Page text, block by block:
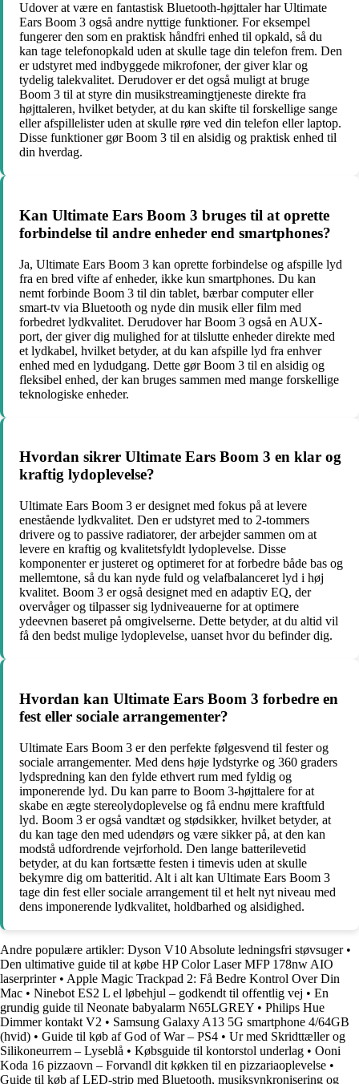
Udover at være en fantastisk Bluetooth-højttaler har Ultimate
Ears Boom 3 også andre nyttige funktioner. For eksempel
fungerer den som en praktisk håndfri enhed til opkald, så du
kan tage telefonopkald uden at skulle tage din telefon frem. Den
er udstyret med indbyggede mikrofoner, der giver klar og
tydelig talekvalitet. Derudover er det også muligt at bruge
Boom 3 til at styre din musikstreamingtjeneste direkte fra
højttaleren, hvilket betyder, at du kan skifte til forskellige sange
eller afspillelister uden at skulle røre ved din telefon eller laptop.
Disse funktioner gør Boom 3 til en alsidig og praktisk enhed til
din hverdag.
Kan Ultimate Ears Boom 3 bruges til at oprette
forbindelse til andre enheder end smartphones?
Ja, Ultimate Ears Boom 3 kan oprette forbindelse og afspille lyd
fra en bred vifte af enheder, ikke kun smartphones. Du kan
nemt forbinde Boom 3 til din tablet, bærbar computer eller
smart-tv via Bluetooth og nyde din musik eller film med
forbedret lydkvalitet. Derudover har Boom 3 også en AUX-
port, der giver dig mulighed for at tilslutte enheder direkte med
et lydkabel, hvilket betyder, at du kan afspille lyd fra enhver
enhed med en lydudgang. Dette gør Boom 3 til en alsidig og
fleksibel enhed, der kan bruges sammen med mange forskellige
teknologiske enheder.
Hvordan sikrer Ultimate Ears Boom 3 en klar og
kraftig lydoplevelse?
Ultimate Ears Boom 3 er designet med fokus på at levere
enestående lydkvalitet. Den er udstyret med to 2-tommers
drivere og to passive radiatorer, der arbejder sammen om at
levere en kraftig og kvalitetsfyldt lydoplevelse. Disse
komponenter er justeret og optimeret for at forbedre både bas og
mellemtone, så du kan nyde fuld og velafbalanceret lyd i høj
kvalitet. Boom 3 er også designet med en adaptiv EQ, der
overvåger og tilpasser sig lydniveauerne for at optimere
ydeevnen baseret på omgivelserne. Dette betyder, at du altid vil
få den bedst mulige lydoplevelse, uanset hvor du befinder dig.
Hvordan kan Ultimate Ears Boom 3 forbedre en
fest eller sociale arrangementer?
Ultimate Ears Boom 3 er den perfekte følgesvend til fester og
sociale arrangementer. Med dens høje lydstyrke og 360 graders
lydspredning kan den fylde ethvert rum med fyldig og
imponerende lyd. Du kan parre to Boom 3-højttalere for at
skabe en ægte stereolydoplevelse og få endnu mere kraftfuld
lyd. Boom 3 er også vandtæt og stødsikker, hvilket betyder, at
du kan tage den med udendørs og være sikker på, at den kan
modstå udfordrende vejrforhold. Den lange batterilevetid
betyder, at du kan fortsætte festen i timevis uden at skulle
bekymre dig om batteritid. Alt i alt kan Ultimate Ears Boom 3
tage din fest eller sociale arrangement til et helt nyt niveau med
dens imponerende lydkvalitet, holdbarhed og alsidighed.
Andre populære artikler: Dyson V10 Absolute ledningsfri støvsuger•
Den ultimative guide til at købe HP Color Laser MFP 178nw AIO
laserprinter• Apple Magic Trackpad 2: Få Bedre Kontrol Over Din
Mac • Ninebot ES2 L el løbehjul – godkendt til offentlig vej • En
grundig guide til Neonate babyalarm N65LGREY • Philips Hue
Dimmer kontakt V2 • Samsung Galaxy A13 5G smartphone 4/64GB
(hvid) • Guide til køb af God of War – PS4 • Ur med Skridttæller og
Silikoneurrem – Lyseblå • Købsguide til kontorstol underlag • Ooni
Koda 16 pizzaovn – Forvandl dit køkken til en pizzariaoplevelse •
Guide til køb af LED-strip med Bluetooth, musiksynkronisering og